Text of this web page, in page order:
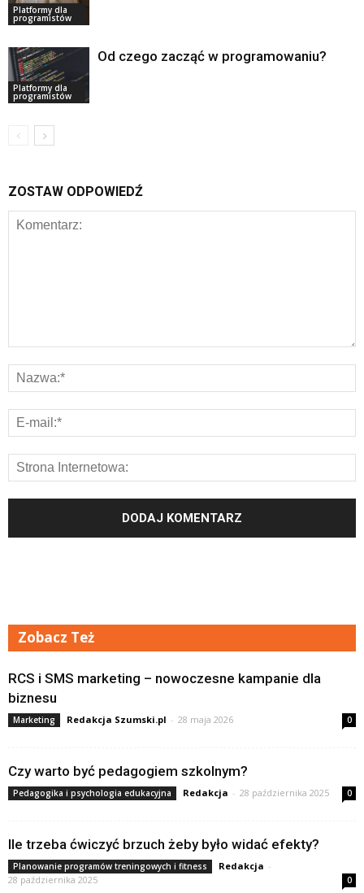
Platformy dla
programistów
Platformy dla
programistów
Od czego zacząć w programowaniu?
ZOSTAW ODPOWIEDŹ
Zobacz Też
RCS i SMS marketing – nowoczesne kampanie dla
biznesu
Marketing Redakcja Szumski.pl - 28 maja 2026 0
Czy warto być pedagogiem szkolnym?
Pedagogika i psychologia edukacyjna Redakcja - 28 października 2025 0
Ile trzeba ćwiczyć brzuch żeby było widać efekty?
Planowanie programów treningowych i fitness Redakcja -
28 października 2025
0